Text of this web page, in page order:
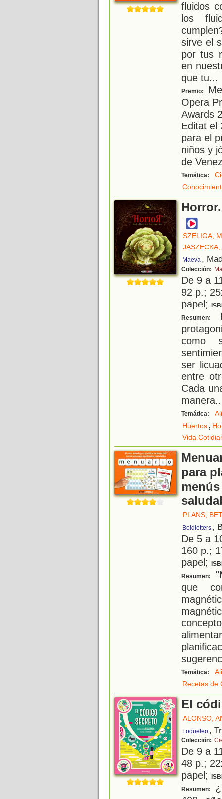
fluidos
los
sirve el
por tus
en
que tu...
Premio:
Opera
Awards
Editat el
para el
niños y
de
Temática:
SZELIGA,
Maeva ,
Colección:
De 9 a
92 p.;
papel;
Resumen:
como
ser
entre
Cada
manera
Temática:
Huertos,
Vida
para
PLANS, BET
Boldletters ,
De 5 a
160 p.;
papel;
Resumen:
que
Temática:
Recetas de
El
ALONSO,
Loqueleo ,
Colección:
De 9 a
48 p.;
papel;
Resumen: